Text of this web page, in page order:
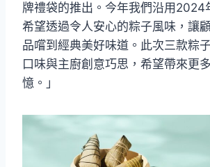
牌禮袋的推出。今年我們沿用2024
希望透過令人安心的粽子風味，讓
品嚐到經典美好味道。此次三款粽
口味與主廚創意巧思，希望帶來更
憶。」